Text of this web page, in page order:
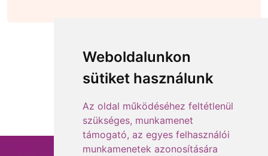
Weboldalunkon
sütiket használunk
Az oldal működéséhez feltétlenül
szükséges, munkamenet
támogató, az egyes felhasználói
munkamenetek azonosítására